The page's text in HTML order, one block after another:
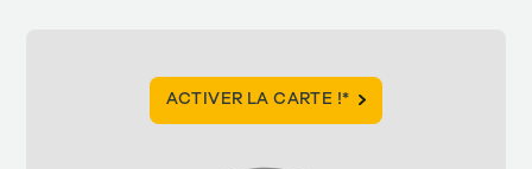
ACTIVER LA CARTE !*